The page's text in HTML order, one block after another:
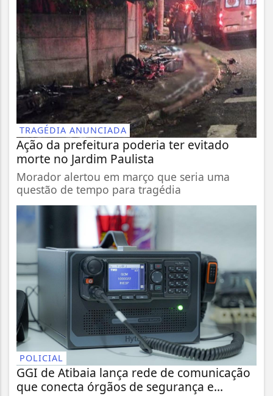
TRAGÉDIA ANUNCIADA
Ação da prefeitura poderia ter evitado
morte no Jardim Paulista
Morador alertou em março que seria uma
questão de tempo para tragédia
POLICIAL
GGI de Atibaia lança rede de comunicação
que conecta órgãos de segurança e...